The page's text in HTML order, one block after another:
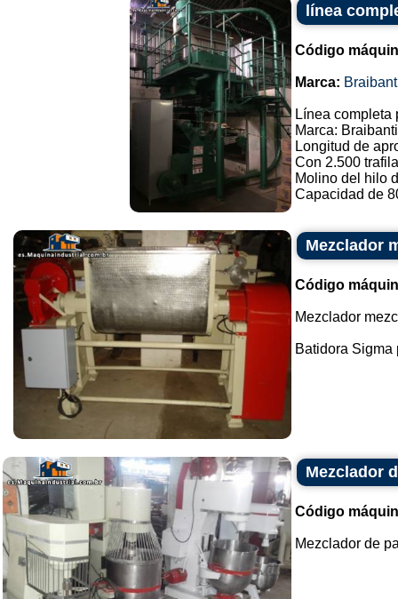
línea
Código
Marca:
Línea completa
Marca:
Longitud de
Con 2.500
Molino del hilo
Capacidad de
Mezclador
Código
Mezclador
Batidora Sigma
Mezclador
Código
Mezclador de